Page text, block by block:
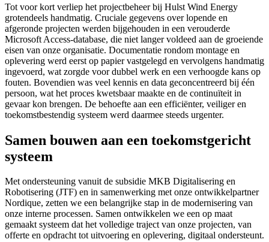
Tot voor kort verliep het projectbeheer bij Hulst Wind Energy
grotendeels handmatig. Cruciale gegevens over lopende en
afgeronde projecten werden bijgehouden in een verouderde
Microsoft Access-database, die niet langer voldeed aan de groeiende
eisen van onze organisatie. Documentatie rondom montage en
oplevering werd eerst op papier vastgelegd en vervolgens handmatig
ingevoerd, wat zorgde voor dubbel werk en een verhoogde kans op
fouten. Bovendien was veel kennis en data geconcentreerd bij één
persoon, wat het proces kwetsbaar maakte en de continuïteit in
gevaar kon brengen. De behoefte aan een efficiënter, veiliger en
toekomstbestendig systeem werd daarmee steeds urgenter.
Samen bouwen aan een toekomstgericht
systeem
Met ondersteuning vanuit de subsidie MKB Digitalisering en
Robotisering (JTF) en in samenwerking met onze ontwikkelpartner
Nordique, zetten we een belangrijke stap in de modernisering van
onze interne processen. Samen ontwikkelen we een op maat
gemaakt systeem dat het volledige traject van onze projecten, van
offerte en opdracht tot uitvoering en oplevering, digitaal ondersteunt.